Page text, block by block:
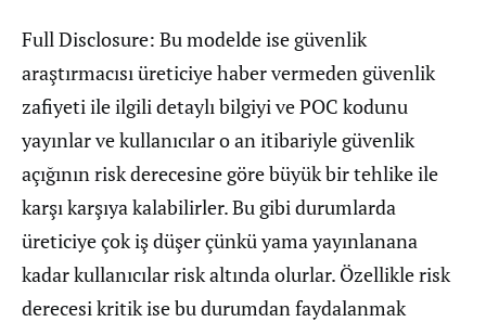
Full Disclosure: Bu modelde ise güvenlik
araştırmacısı üreticiye haber vermeden güvenlik
zafiyeti ile ilgili detaylı bilgiyi ve POC kodunu
yayınlar ve kullanıcılar o an itibariyle güvenlik
açığının risk derecesine göre büyük bir tehlike ile
karşı karşıya kalabilirler. Bu gibi durumlarda
üreticiye çok iş düşer çünkü yama yayınlanana
kadar kullanıcılar risk altında olurlar. Özellikle risk
derecesi kritik ise bu durumdan faydalanmak